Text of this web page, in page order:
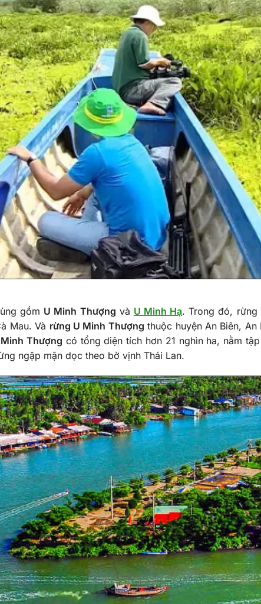
gồm U Minh Thượng và U Minh Hạ. Trong đó, rừng
Mau. Và rừng U Minh Thượng thuộc huyện An Biên, An
Thượng có tổng diện tích hơn 21 nghìn ha, nằm
ngập mặn dọc theo bờ vịnh Thái Lan.